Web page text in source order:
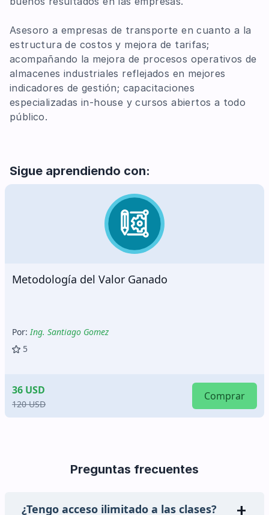
Asesoro a empresas de transporte en cuanto a la
estructura de costos y mejora de tarifas;
acompañando la mejora de procesos operativos de
almacenes industriales reflejados en mejores
indicadores de gestión; capacitaciones
especializadas in-house y cursos abiertos a todo
público.
Sigue aprendiendo con:
Sistemas de Gestión de Seguridad y Salud en el
Por:Ing. Noé Adrianzén
5
30 USD
125 USD
Comprar
Preguntas frecuentes
¿Tengo acceso ilimitado a las clases?